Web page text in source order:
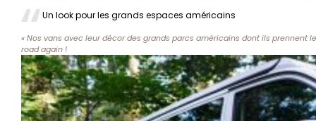
Un look pour les grands espaces américains
« Nos vans avec leur décor des grands parcs américains dont ils prennent
road again !